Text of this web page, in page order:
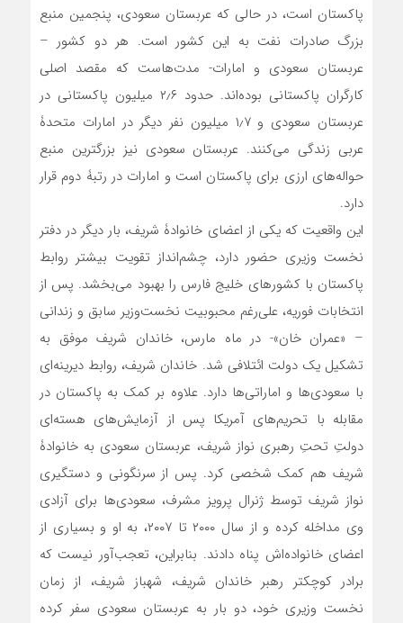
پاکستان است، در حالی که عربستان سعودی، پنجمین منبع
بزرگ صادرات نفت به این کشور است. هر دو کشور –
عربستان سعودی و امارات- مدت‌هاست که مقصد اصلی
کارگران پاکستانی بوده‌اند. حدود ۲٫۶ میلیون پاکستانی در
عربستان سعودی و ۱٫۷ میلیون نفر دیگر در امارات متحدۀ
عربی زندگی می‌کنند. عربستان سعودی نیز بزرگترین منبع
حواله‌های ارزی برای پاکستان است و امارات در رتبۀ دوم قرار
دارد.
این واقعیت که یکی از اعضای خانوادۀ شریف، بار دیگر در دفتر
نخست وزیری حضور دارد، چشم‌انداز تقویت بیشتر روابط
پاکستان با کشورهای خلیج فارس را بهبود می‌بخشد. پس از
انتخابات فوریه، علی‌رغم محبوبیت نخست‌وزیر سابق و زندانی
– «عمران خان»- در ماه مارس، خاندان شریف موفق به
تشکیل یک دولت ائتلافی شد. خاندان شریف‌، روابط دیرینه‌ای
با سعودی‌ها و اماراتی‌ها دارد. علاوه بر کمک به پاکستان در
مقابله با تحریم‌های آمریکا پس از آزمایش‌های هسته‌ای
دولتِ تحتِ رهبری نواز شریف، عربستان سعودی به خانوادۀ
شریف هم کمک شخصی کرد. پس از سرنگونی و دستگیری
نواز شریف توسط ژنرال پرویز مشرف، سعودی‌ها برای آزادی
وی مداخله کرده و از سال ۲۰۰۰ تا ۲۰۰۷، به او و بسیاری از
اعضای خانواده‌اش پناه دادند. بنابراین، تعجب‌آور نیست که
برادر کوچکتر رهبر خاندان شریف، شهباز شریف، از زمان
نخست وزیری خود، دو بار به عربستان سعودی سفر کرده